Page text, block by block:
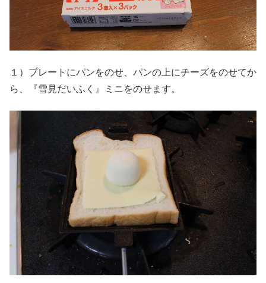
１）プレートにパンをのせ、パンの上にチーズをのせてか
ら、『雪見だいふく』ミニをのせます。